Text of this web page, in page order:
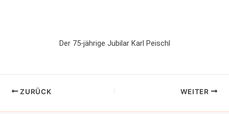
Der 75-jährige Jubilar Karl Peischl
ZURÜCK WEITER